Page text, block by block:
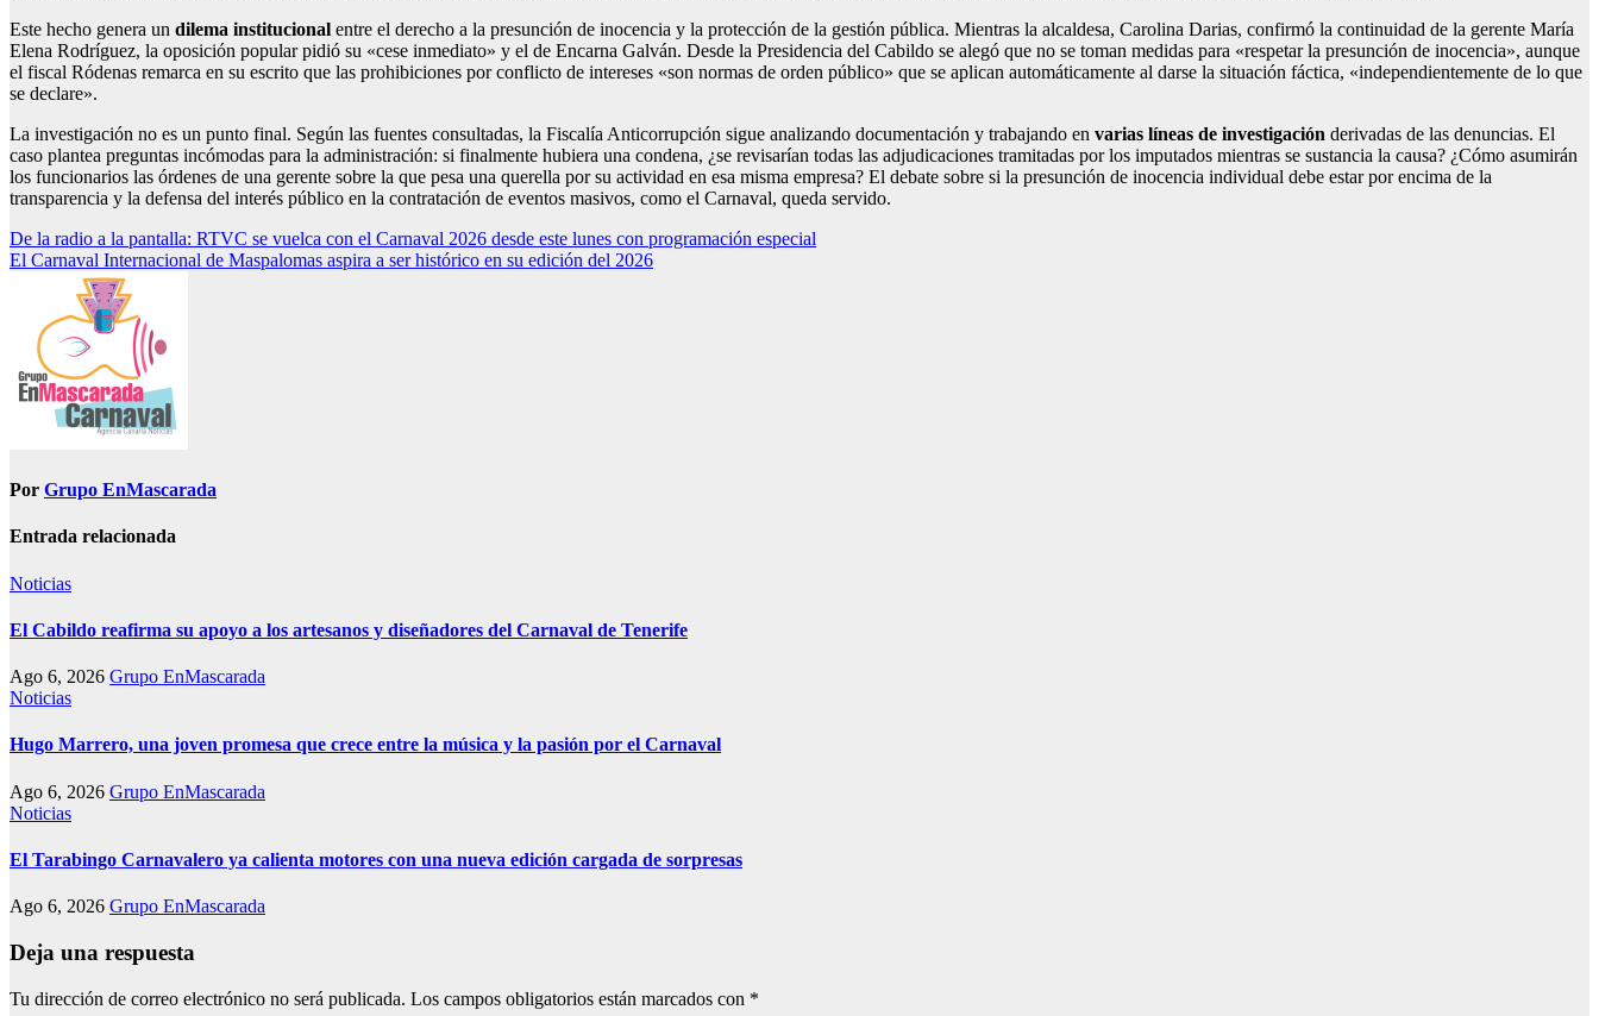
Este hecho genera un dilema institucional entre el derecho a la presunción de inocencia y la protección de la gestión pública. Mientras la alcaldesa, Carolina Darias, confirmó la continuidad de la gerente María
Elena Rodríguez, la oposición popular pidió su «cese inmediato» y el de Encarna Galván. Desde la Presidencia del Cabildo se alegó que no se toman medidas para «respetar la presunción de inocencia», aunque
el fiscal Ródenas remarca en su escrito que las prohibiciones por conflicto de intereses «son normas de orden público» que se aplican automáticamente al darse la situación fáctica, «independientemente de lo que
se declare».
La investigación no es un punto final. Según las fuentes consultadas, la Fiscalía Anticorrupción sigue analizando documentación y trabajando en varias líneas de investigación derivadas de las denuncias. El
caso plantea preguntas incómodas para la administración: si finalmente hubiera una condena, ¿se revisarían todas las adjudicaciones tramitadas por los imputados mientras se sustancia la causa? ¿Cómo asumirán
los funcionarios las órdenes de una gerente sobre la que pesa una querella por su actividad en esa misma empresa? El debate sobre si la presunción de inocencia individual debe estar por encima de la
transparencia y la defensa del interés público en la contratación de eventos masivos, como el Carnaval, queda servido.
Navegación
de
entradas
De la radio a la pantalla: RTVC se vuelca con el Carnaval 2026 desde este lunes con programación especial
El Carnaval Internacional de Maspalomas aspira a ser histórico en su edición del 2026
Por Grupo EnMascarada
Entrada relacionada
Noticias
El Cabildo reafirma su apoyo a los artesanos y diseñadores del Carnaval de Tenerife
Ago 6, 2026 Grupo EnMascarada
Noticias
Hugo Marrero, una joven promesa que crece entre la música y la pasión por el Carnaval
Ago 6, 2026 Grupo EnMascarada
Noticias
El Tarabingo Carnavalero ya calienta motores con una nueva edición cargada de sorpresas
Ago 6, 2026 Grupo EnMascarada
Deja una respuesta
Tu dirección de correo electrónico no será publicada. Los campos obligatorios están marcados con *